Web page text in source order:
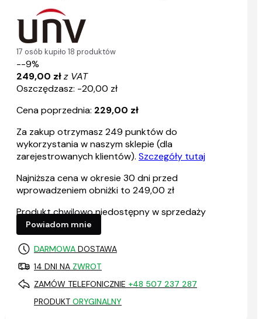
17 osób kupiło 18 produktów
--9%
249,00 złz VAT
Oszczędzasz: -20,00 zł
Cena poprzednia: 229,00 zł
Za zakup otrzymasz 249 punktów do
wykorzystania w naszym sklepie (dla
zarejestrowanych klientów). Szczegóły tutaj
Najniższa cena w okresie 30 dni przed
wprowadzeniem obniżki to 249,00 zł
Produkt chwilowo niedostępny w sprzedaży
Powiadom mnie
DARMOWA DOSTAWA
14 DNI NA ZWROT
ZAMÓW TELEFONICZNIE +48 507 237 287
PRODUKT ORYGINALNY